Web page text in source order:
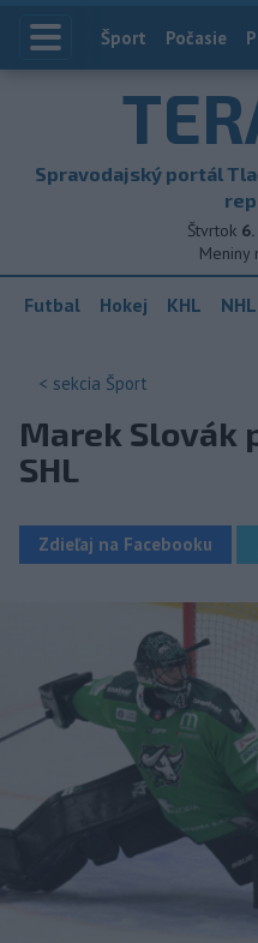
Index
Šport Počasie
Spravodajský portál
Štvrtok
Meniny
Futbal Hokej KHL NHL
< sekcia Šport
Marek Slovák
SHL
Zdieľaj na Facebooku